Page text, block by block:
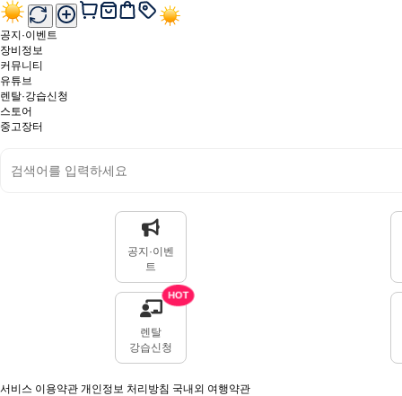
공지·이벤트
장비정보
커뮤니티
유튜브
렌탈·강습신청
스토어
중고장터
공지·이벤
트
HOT
렌탈
강습신청
서비스 이용약관 개인정보 처리방침 국내외 여행약관